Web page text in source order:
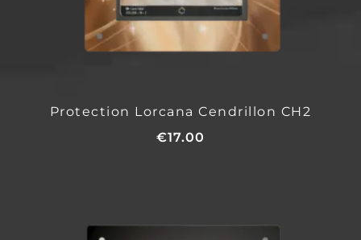
Protection Lorcana Cendrillon CH2
€17.00